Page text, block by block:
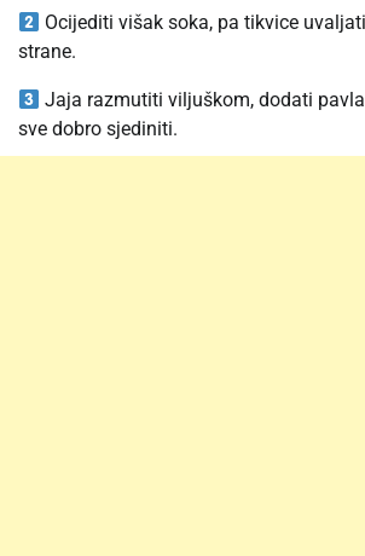
Ocijediti višak soka, pa tikvice
strane.
Jaja razmutiti viljuškom, dodati
sve dobro sjediniti.